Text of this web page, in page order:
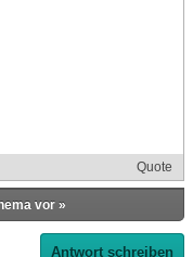
Quote
vor»
Antwort schreiben